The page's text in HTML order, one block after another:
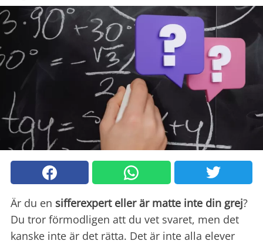
Är du en sifferexpert eller är matte inte din grej?
Du tror förmodligen att du vet svaret, men det
kanske inte är det rätta. Det är inte alla elever